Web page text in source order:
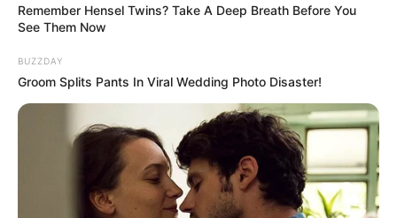
Remember Hensel Twins? Take A Deep Breath Before You
See Them Now
BUZZDAY
Groom Splits Pants In Viral Wedding Photo Disaster!